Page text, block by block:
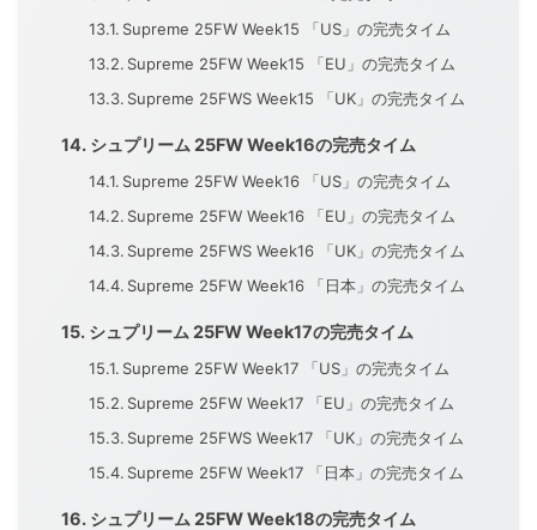
Supreme 25FW Week15 「US」の完売タイム
Supreme 25FW Week15 「EU」の完売タイム
Supreme 25FWS Week15 「UK」の完売タイム
シュプリーム 25FW Week16の完売タイム
Supreme 25FW Week16 「US」の完売タイム
Supreme 25FW Week16 「EU」の完売タイム
Supreme 25FWS Week16 「UK」の完売タイム
Supreme 25FW Week16 「日本」の完売タイム
シュプリーム 25FW Week17の完売タイム
Supreme 25FW Week17 「US」の完売タイム
Supreme 25FW Week17 「EU」の完売タイム
Supreme 25FWS Week17 「UK」の完売タイム
Supreme 25FW Week17 「日本」の完売タイム
シュプリーム 25FW Week18の完売タイム